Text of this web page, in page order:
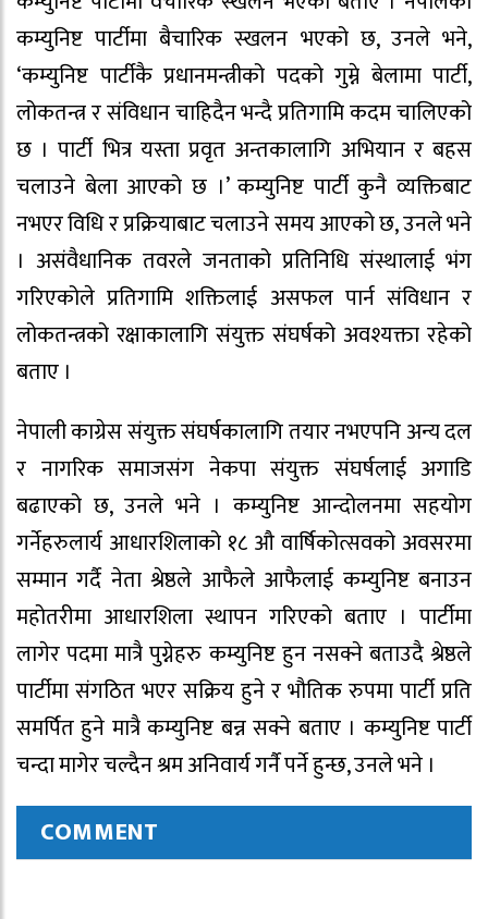
कम्युनिष्ट पार्टीमा बैचारिक स्खलन भएको छ, उनले भने,
‘कम्युनिष्ट पार्टीकै प्रधानमन्त्रीको पदको गुम्ने बेलामा पार्टी,
लोकतन्त्र र संविधान चाहिदैन भन्दै प्रतिगामि कदम चालिएको
छ । पार्टी भित्र यस्ता प्रवृत अन्तकालागि अभियान र बहस
चलाउने बेला आएको छ ।’ कम्युनिष्ट पार्टी कुनै व्यक्तिबाट
नभएर विधि र प्रक्रियाबाट चलाउने समय आएको छ, उनले भने
। असंवैधानिक तवरले जनताको प्रतिनिधि संस्थालाई भंग
गरिएकोले प्रतिगामि शक्तिलाई असफल पार्न संविधान र
लोकतन्त्रको रक्षाकालागि संयुक्त संघर्षको अवश्यक्ता रहेको
बताए ।
नेपाली काग्रेस संयुक्त संघर्षकालागि तयार नभएपनि अन्य दल
र नागरिक समाजसंग नेकपा संयुक्त संघर्षलाई अगाडि
बढाएको छ, उनले भने । कम्युनिष्ट आन्दोलनमा सहयोग
गर्नेहरुलार्य आधारशिलाको १८ औ वार्षिकोत्सवको अवसरमा
सम्मान गर्दै नेता श्रेष्ठले आफैले आफैलाई कम्युनिष्ट बनाउन
महोतरीमा आधारशिला स्थापन गरिएको बताए । पार्टीमा
लागेर पदमा मात्रै पुग्नेहरु कम्युनिष्ट हुन नसक्ने बताउदै श्रेष्ठले
पार्टीमा संगठित भएर सक्रिय हुने र भौतिक रुपमा पार्टी प्रति
समर्पित हुने मात्रै कम्युनिष्ट बन्न सक्ने बताए । कम्युनिष्ट पार्टी
चन्दा मागेर चल्दैन श्रम अनिवार्य गर्नै पर्ने हुन्छ, उनले भने ।
COMMENT